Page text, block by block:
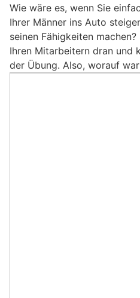
Wie wäre es, wenn Sie
Ihrer Männer ins Auto
seinen Fähigkeiten
Ihren Mitarbeitern dran und
der Übung. Also, worauf